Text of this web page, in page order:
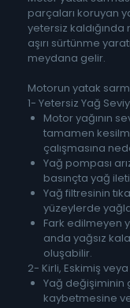
parçaları koruyan
yetersiz
aşırı sürtünme
meydana gelir.
Motorun yatak
1- Yetersiz Yağ
Motor yağının
tamamen
çalışmasına
Yağ pompası
basınçta yağ
Yağ filtresinin
yüzeylerde
Fark edilmeyen
anda yağsız
oluşabilir.
2- Kirli, Eskimiş
Yağ değişiminin
kaybetmesine